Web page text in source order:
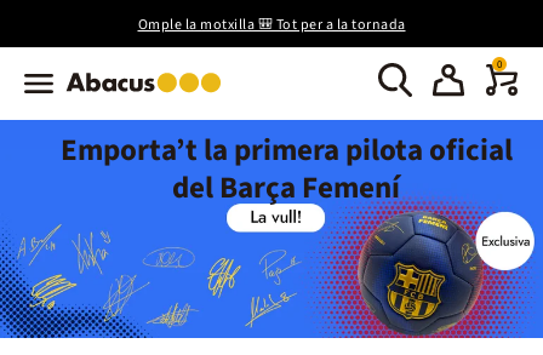
Omple la motxilla 🎒 Tot per a la tornada
0
Emporta’t la primera pilota oficial
del Barça Femení